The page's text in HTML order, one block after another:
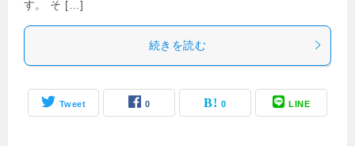
す。 そ […]
続きを読む
Tweet 0 0 LINE